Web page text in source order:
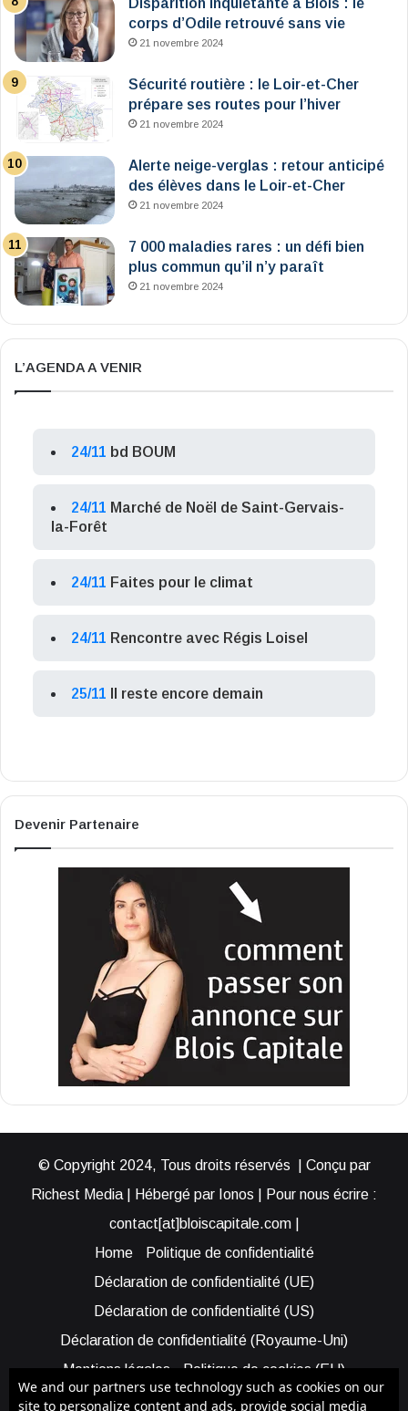
Disparition inquiétante à Blois : le
corps d’Odile retrouvé sans vie
21 novembre 2024
Sécurité routière : le Loir-et-Cher
prépare ses routes pour l’hiver
21 novembre 2024
Alerte neige-verglas : retour anticipé
des élèves dans le Loir-et-Cher
21 novembre 2024
7 000 maladies rares : un défi bien
plus commun qu’il n’y paraît
21 novembre 2024
L’AGENDA A VENIR
24/11 bd BOUM
24/11 Marché de Noël de Saint-Gervais-
la-Forêt
24/11 Faites pour le climat
24/11 Rencontre avec Régis Loisel
25/11 Il reste encore demain
Devenir Partenaire
© Copyright 2024, Tous droits réservés | Conçu par
Richest Media | Hébergé par Ionos | Pour nous écrire :
contact[at]bloiscapitale.com |
Home
Politique de confidentialité
Déclaration de confidentialité (UE)
Déclaration de confidentialité (US)
Déclaration de confidentialité (Royaume-Uni)
Mentions légales
Politique de cookies (EU)
Cookie Policy (AUS)
Cookie Policy (US)
We and our partners use technology such as cookies on our
site to personalize content and ads, provide social media